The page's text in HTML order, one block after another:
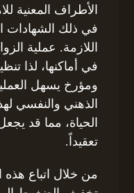
الأطراف المعنية
في ذلك الشهادات
اللازمة. عملية
في أماكنها، لذا
ومؤرخ يسهل
الذهني والنفسي
الحياة، مما قد
تعقيداً.
من خلال اتباع هذه